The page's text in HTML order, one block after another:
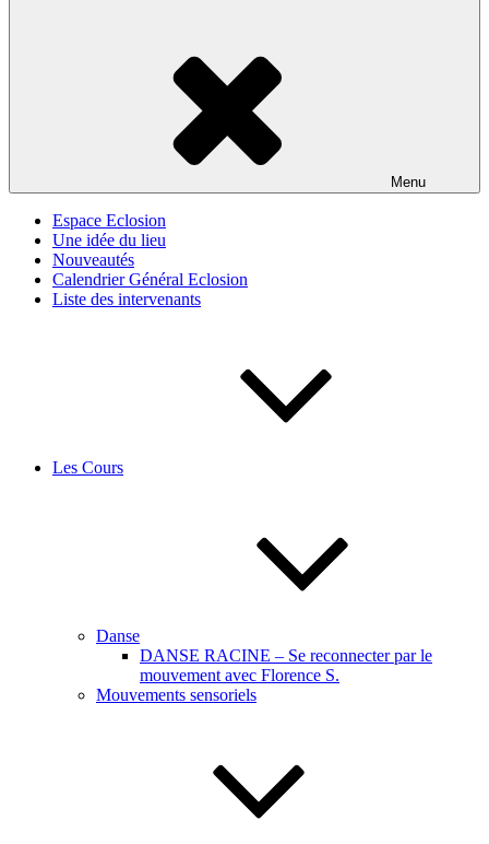
Menu
Espace Eclosion
Une idée du lieu
Nouveautés
Calendrier Général Eclosion
Liste des intervenants
Les Cours
Danse
DANSE RACINE – Se reconnecter par le
mouvement avec Florence S.
Mouvements sensoriels